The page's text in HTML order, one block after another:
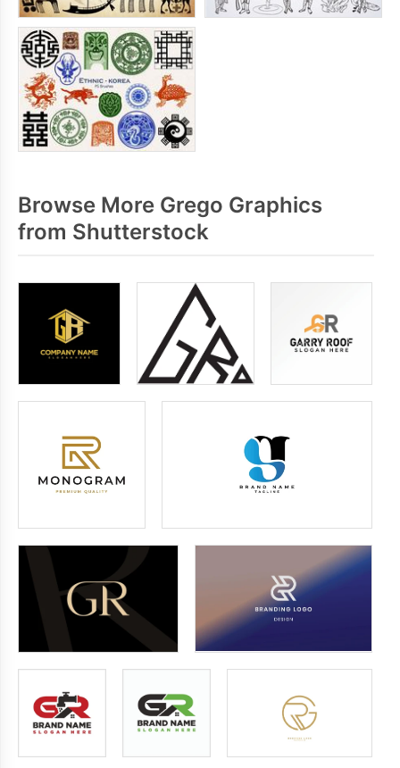
Browse More Grego Graphics
from Shutterstock